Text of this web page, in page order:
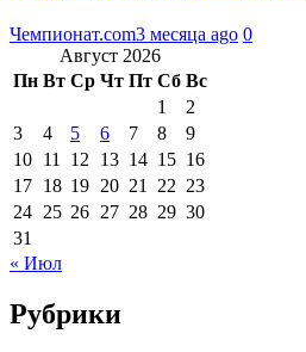
Чемпионат.com3 месяца ago 0
Август 2026
Пн Вт Ср Чт Пт Сб Вс
1
2
3
4 5 6 7 8
9
10 11 12 13 14 15 16
17 18 19 20 21 22 23
24 25 26 27 28 29 30
31
« Июл
Рубрики